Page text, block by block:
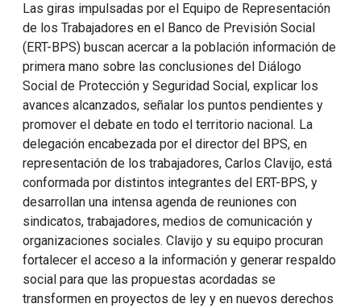
Las giras impulsadas por el Equipo de Representación
de los Trabajadores en el Banco de Previsión Social
(ERT-BPS) buscan acercar a la población información de
primera mano sobre las conclusiones del Diálogo
Social de Protección y Seguridad Social, explicar los
avances alcanzados, señalar los puntos pendientes y
promover el debate en todo el territorio nacional. La
delegación encabezada por el director del BPS, en
representación de los trabajadores, Carlos Clavijo, está
conformada por distintos integrantes del ERT-BPS, y
desarrollan una intensa agenda de reuniones con
sindicatos, trabajadores, medios de comunicación y
organizaciones sociales. Clavijo y su equipo procuran
fortalecer el acceso a la información y generar respaldo
social para que las propuestas acordadas se
transformen en proyectos de ley y en nuevos derechos